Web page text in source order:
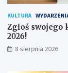
ó
w
KULTURA
Zgłoś
2026!
8 sierpnia 2026